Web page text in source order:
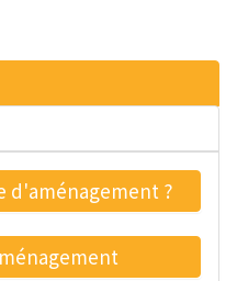
d'aménagement ?